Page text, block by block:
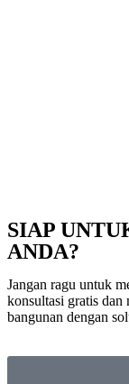
SIAP
ANDA?​
Jangan ragu untuk
konsultasi gratis dan
bangunan dengan